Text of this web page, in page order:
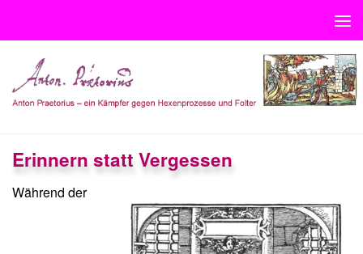
Erinnern statt Vergessen
Während der